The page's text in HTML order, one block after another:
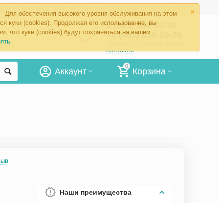
×
Для обеспечения высокого уровня обслуживания на этом
куки (cookies). Продолжая его использование, вы
что куки (cookies) будут сохраняться на вашем
8 (343) 344-60-76
+7 (967) 639-00-76
Контакты
0
Корзина
Аккаунт
Наши преимущества